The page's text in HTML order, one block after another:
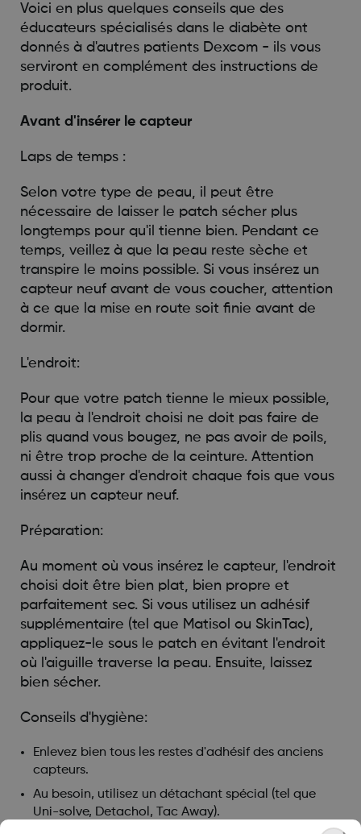
Voici en plus quelques conseils que des
éducateurs spécialisés dans le diabète ont
donnés à d'autres patients Dexcom - ils vous
serviront en complément des instructions de
produit.
Avant d'insérer le capteur
Laps de temps :
Selon votre type de peau, il peut être
nécessaire de laisser le patch sécher plus
longtemps pour qu'il tienne bien. Pendant ce
temps, veillez à que la peau reste sèche et
transpire le moins possible. Si vous insérez un
capteur neuf avant de vous coucher, attention
à ce que la mise en route soit finie avant de
dormir.
L'endroit:
Pour que votre patch tienne le mieux possible,
la peau à l'endroit choisi ne doit pas faire de
plis quand vous bougez, ne pas avoir de poils,
ni être trop proche de la ceinture. Attention
aussi à changer d'endroit chaque fois que vous
insérez un capteur neuf.
Préparation:
Au moment où vous insérez le capteur, l'endroit
choisi doit être bien plat, bien propre et
parfaitement sec. Si vous utilisez un adhésif
supplémentaire (tel que Matisol ou SkinTac),
appliquez-le sous le patch en évitant l'endroit
où l'aiguille traverse la peau. Ensuite, laissez
bien sécher.
Conseils d'hygiène:
Enlevez bien tous les restes d'adhésif des anciens
capteurs.
Au besoin, utilisez un détachant spécial (tel que
Uni-solve, Detachol, Tac Away).